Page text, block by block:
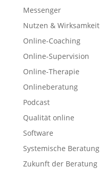
Messenger
Nutzen & Wirksamkeit
Online-Coaching
Online-Supervision
Online-Therapie
Onlineberatung
Podcast
Qualität online
Software
Systemische Beratung
Zukunft der Beratung